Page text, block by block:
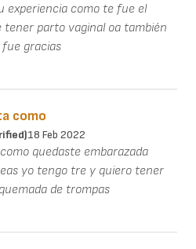
experiencia como te fue el
tener parto vaginal oa también
gracias
como
18 Feb 2022
quedaste embarazada
yo tengo tre y quiero tener
de trompas